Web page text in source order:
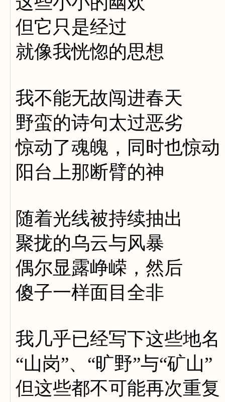
但它只是经过
就像我恍惚的思想
我不能无故闯进春天
野蛮的诗句太过恶劣
惊动了魂魄，同时也惊动
阳台上那断臂的神
随着光线被持续抽出
聚拢的乌云与风暴
偶尔显露峥嵘，然后
傻子一样面目全非
我几乎已经写下这些地名
“山岗”、“旷野”与“矿山”
但这些都不可能再次重复